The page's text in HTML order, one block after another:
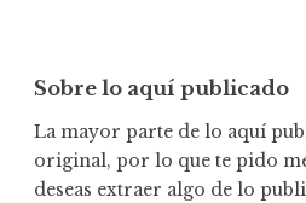
Sobre lo aquí publicado
La mayor parte de lo aquí
original, por lo que te pido
deseas extraer algo de lo